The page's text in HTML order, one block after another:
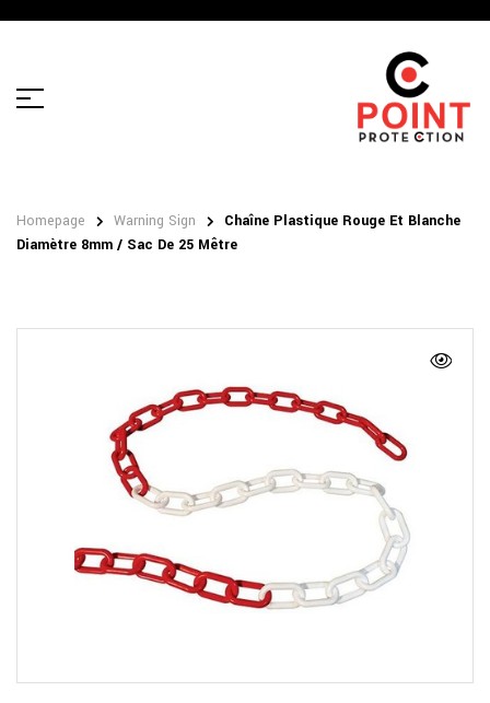
Homepage Warning Sign
Chaîne Plastique Rouge Et Blanche
Diamètre 8mm / Sac De 25 Mêtre